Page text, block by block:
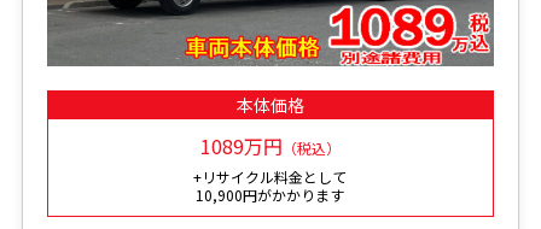
本体価格
1089万円 （税込）
+リサイクル料金として
10,900円がかかります